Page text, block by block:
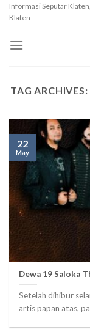
SkipInformasi Seputar
Klaten
TAG ARCHIVES:
Dewa 19 Saloka
Setelah dihibur
artis papan atas,
22
May